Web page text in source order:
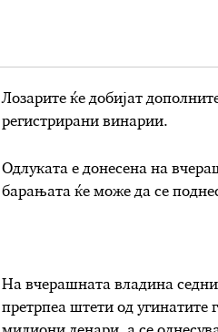
Лозарите ќе добијат
регистрирани винарии.
Одлуката е донесена на
барањата ќе може да се
На вчерашната владина
претрпеа штети од угинатите